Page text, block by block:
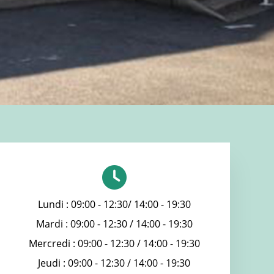
Lundi : 09:00 - 12:30/ 14:00 - 19:30
Mardi : 09:00 - 12:30 / 14:00 - 19:30
Mercredi : 09:00 - 12:30 / 14:00 - 19:30
Jeudi : 09:00 - 12:30 / 14:00 - 19:30